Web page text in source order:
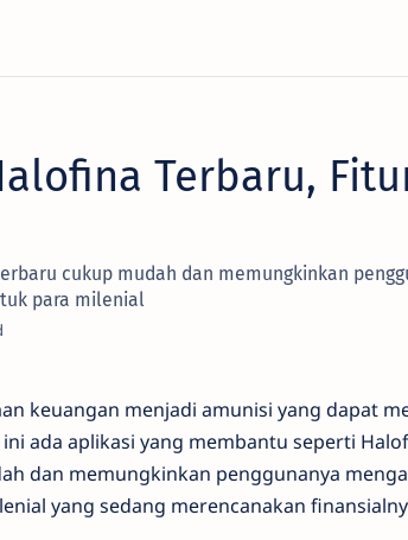
Terbaru,
cukup mudah dan memungkinkan
para milenial
keuangan menjadi amunisi yang dapat
ada aplikasi yang membantu seperti
dan memungkinkan penggunanya
yang sedang merencanakan